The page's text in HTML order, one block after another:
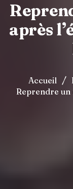
après
Accueil /
Reprendre un